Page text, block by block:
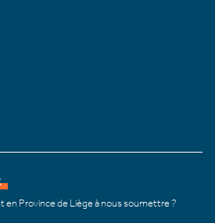
en Province de Liège à nous soumettre ?